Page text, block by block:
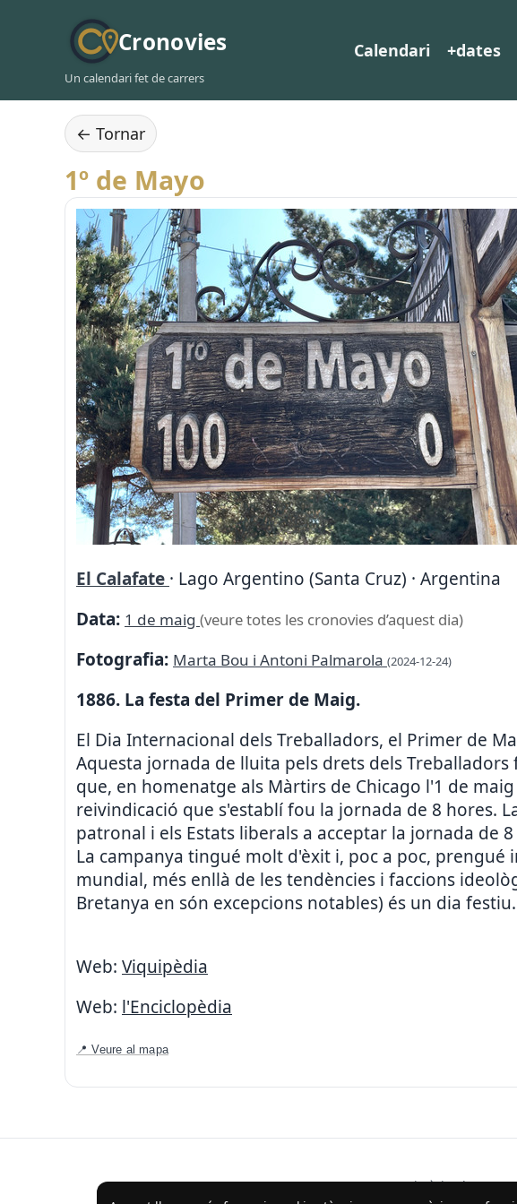
Cronovies
Un calendari fet de carrers
Calendari +dates
← Tornar
1º de Mayo
El Calafate · Lago Argentino (Santa Cruz) · Argentina
Data: 1 de maig (veure totes les cronovies d’aquest dia)
Fotografia: Marta Bou i Antoni Palmarola (2024-12-24)
1886. La festa del Primer de Maig.
El Dia Internacional dels Treballadors, el Primer de
Aquesta jornada de lluita pels drets dels
que, en homenatge als Màrtirs de Chicago l'1 de
reivindicació que s'establí fou la jornada de 8 hores.
patronal i els Estats liberals a acceptar la jornada de
La campanya tingué molt d'èxit i, poc a poc,
mundial, més enllà de les tendències i faccions
Bretanya en són excepcions notables) és un dia festiu.
Web: Viquipèdia
Web: l'Enciclopèdia
📍 Veure al mapa
Història als